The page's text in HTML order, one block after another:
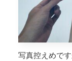
写真控えめで